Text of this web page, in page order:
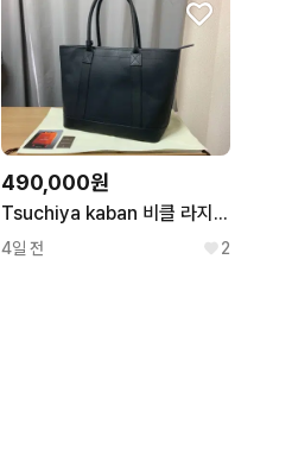
490,000원
Tsuchiya kaban 비클 라지 스톡 토트백 다크네이비
4일 전 2